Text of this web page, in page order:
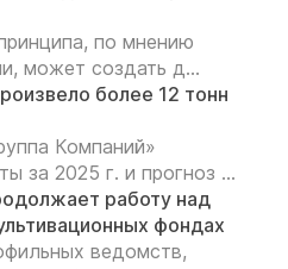
по мнению
может создать д...
более 12 тонн
Компаний»
за 2025 г. и прогноз ...
работу над
фондах
ведомств,